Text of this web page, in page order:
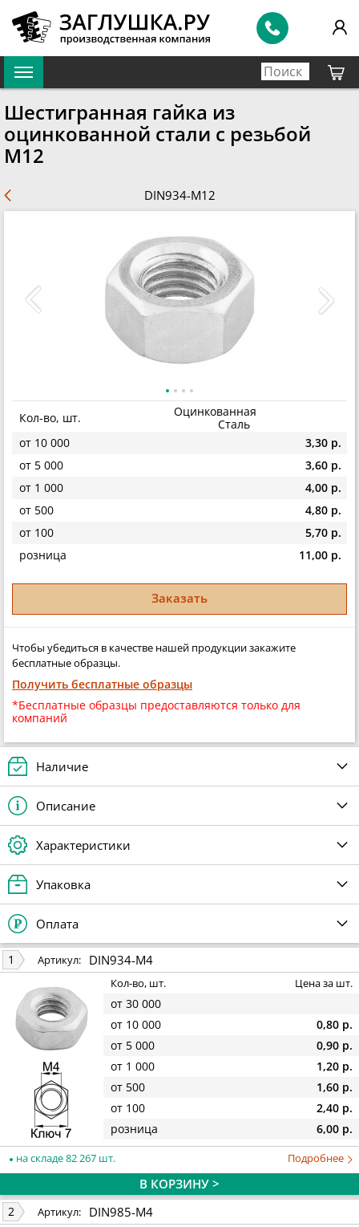
Шестигранная гайка из
оцинкованной стали с резьбой
М12
DIN934-M12
Кол-во, шт.
Оцинкованная
Сталь
от 10 000
3,30 р.
от 5 000
3,60 р.
от 1 000
4,00 р.
от 500
4,80 р.
от 100
5,70 р.
розница
11,00 р.
Заказать
Чтобы убедиться в качестве нашей продукции закажите
бесплатные образцы.
Получить бесплатные образцы
*Бесплатные образцы предоставляются только для
компаний
Наличие
Описание
Характеристики
Упаковка
Оплата
1 Артикул: DIN934-M4
Кол-во, шт. Цена за шт.
от 30 000
от 10 000
0,80 р.
от 5 000
0,90 р.
от 1 000
1,20 р.
от 500
1,60 р.
от 100
2,40 р.
розница
6,00 р.
на складе 82 267 шт. Подробнее
В КОРЗИНУ >
2 Артикул: DIN985-M4